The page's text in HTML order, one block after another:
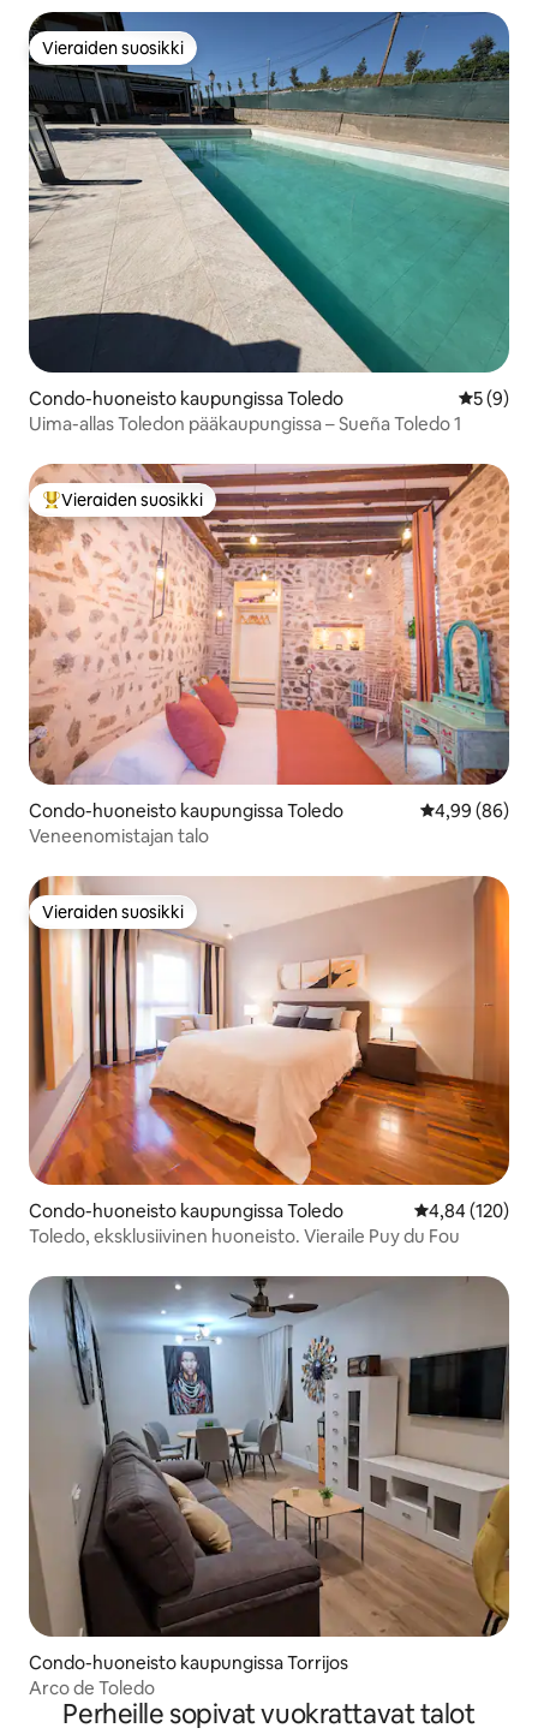
Vieraiden suosikki
Vieraiden suosikki
Condo-huoneisto kaupungissa Toledo
5 (9)
Uima-allas Toledon pääkaupungissa – Sueña Toledo 1
Vieraiden suosikkien parhaimmistoa
Vieraiden suosikki
Condo-huoneisto kaupungissa Toledo
4,99 (86)
Veneenomistajan talo
Vieraiden suosikki
Vieraiden suosikki
Condo-huoneisto kaupungissa Toledo
4,84 (120)
Toledo, eksklusiivinen huoneisto. Vieraile Puy du Fou
Condo-huoneisto kaupungissa Torrijos
Arco de Toledo
Perheille sopivat vuokrattavat talot